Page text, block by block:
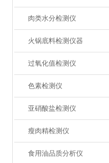
肉类水分检测仪
火锅底料检测仪器
过氧化值检测仪
色素检测仪
亚硝酸盐检测仪
瘦肉精检测仪
食用油品质分析仪